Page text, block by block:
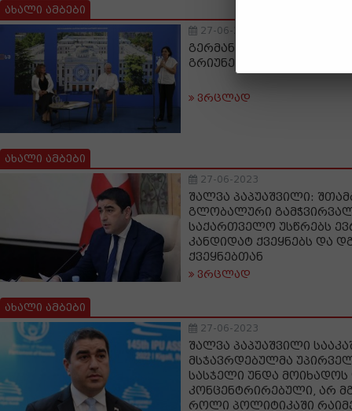
ახალი ამბები
27-06-2023
გერმანელი მწერალი
გრიუნერტი თსუ-ს
ვრცლად
ახალი ამბები
27-06-2023
შალვა პაპუაშვილი:
გლობალური
საქართველო უსწრებს
კანდიდატ ქვეყნებს და
ქვეყნებთან
ვრცლად
ახალი ამბები
27-06-2023
შალვა პაპუაშვილი
მსჯავრდებულმა
სასჯელი უნდა მოიხადოს
კონცენტრირებული, არ
როლი პოლიტიკაში